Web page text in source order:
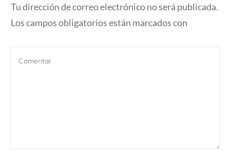
Tu dirección de correo electrónico no será publicada.
Los campos obligatorios están marcados con